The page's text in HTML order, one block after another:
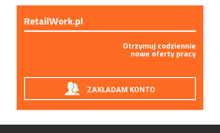
RetailWork.pl
Otrzymuj codziennie
nowe oferty pracy
ZAKŁADAM KONTO